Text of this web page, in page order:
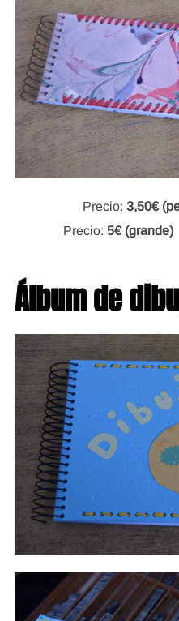
Precio:
Precio: 5€ (grande)
Álbum de